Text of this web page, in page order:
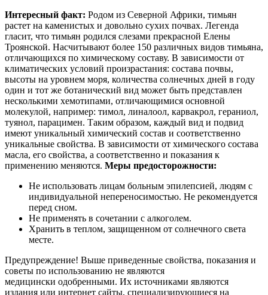
Интересный факт: Родом из Северной Африки, тимьян
растет на каменистых и довольно сухих почвах. Легенда
гласит, что тимьян родился слезами прекрасной Елены
Троянской. Насчитывают более 150 различных видов тимьяна,
отличающихся по химическому составу. В зависимости от
климатических условий произрастания: состава почвы,
высоты на уровнем моря, количества солнечных дней в году
один и тот же ботанический вид может быть представлен
несколькими хемотипами, отличающимися основной
молекулой, например: тимол, линалоол, карвакрол, гераниол,
туянол, парацимен. Таким образом, каждый вид и подвид
имеют уникальный химический состав и соответственно
уникальные свойства. В зависимости от химического состава
масла, его свойства, а соответственно и показания к
применению меняются. Меры предосторожности:
Не использовать лицам больным эпилепсией, людям с
индивидуальной непереносимостью. Не рекомендуется
перед сном.
Не применять в сочетании с алкоголем.
Хранить в теплом, защищенном от солнечного света
месте.
Предупреждение! Выше приведенные свойства, показания и
советы по использованию не являются
медицински одобренными. Их источниками являются
издания или интернет сайты, специализирующиеся на